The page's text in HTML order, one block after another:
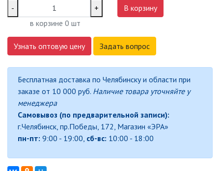
САДОВЫЕ СВЕТИЛЬНИКИ
СВЕТИЛЬНИКИ
СВЕТИЛЬНИКИ ДЛЯ РОСТА
РАСТЕНИЙ (ФИТОСВЕТИЛЬНИКИ)
АКСЕССУАРЫ ДЛЯ
ЭЛЕКТРОМОНТАЖА
БАКТЕРИЦИДНЫЕ ЛАМПЫ
ДАТЧИКИ ДВИЖЕНИЯ И
-
+
в корзине 0 шт
В корзину
Узнать оптовую цену Задать вопрос
Бесплатная доставка по Челябинску и области при
заказе от 10 000 руб. Наличие товара уточняйте у
менеджера
Самовывоз (по предварительной записи):
г.Челябинск, пр.Победы, 172, Магазин «ЭРА»
пн-пт: 9:00 - 19:00, сб-вс: 10:00 - 18:00